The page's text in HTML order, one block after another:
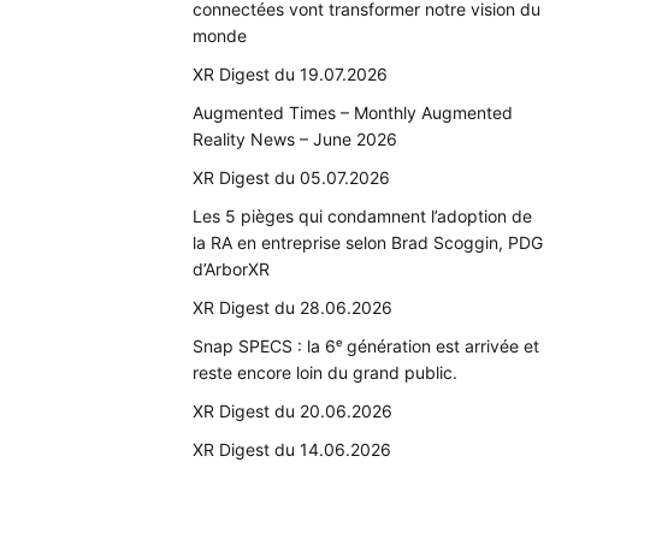
connectées vont transformer notre vision du
monde
XR Digest du 19.07.2026
Augmented Times – Monthly Augmented
Reality News – June 2026
XR Digest du 05.07.2026
Les 5 pièges qui condamnent l’adoption de
la RA en entreprise selon Brad Scoggin, PDG
d’ArborXR
XR Digest du 28.06.2026
Snap SPECS : la 6ᵉ génération est arrivée et
reste encore loin du grand public.
XR Digest du 20.06.2026
XR Digest du 14.06.2026